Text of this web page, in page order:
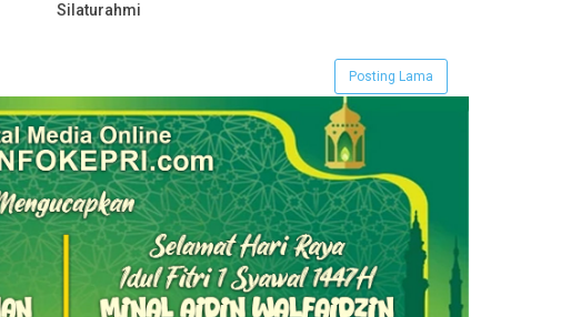
Silaturahmi
Posting Lama